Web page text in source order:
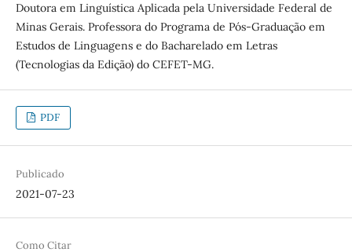
Doutora em Linguística Aplicada pela Universidade Federal de
Minas Gerais. Professora do Programa de Pós-Graduação em
Estudos de Linguagens e do Bacharelado em Letras
(Tecnologias da Edição) do CEFET-MG.
PDF
Publicado
2021-07-23
Como Citar